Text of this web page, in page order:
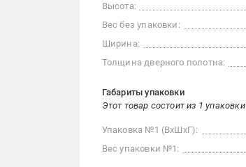
Высота:
Вес без упаковки:
Ширина:
Толщина дверного полотна:
Габариты упаковки
Этот товар состоит из 1 упаковки
Упаковка №1 (ВхШхГ):
Вес упаковки №1: